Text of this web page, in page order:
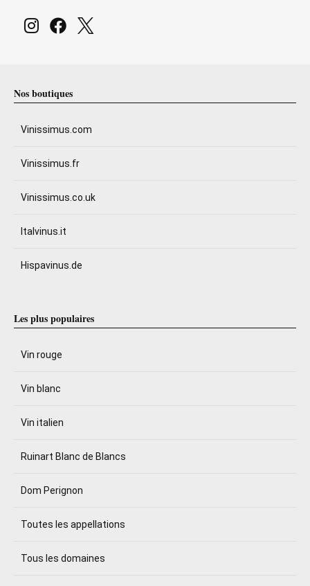
Nos boutiques
Vinissimus.com
Vinissimus.fr
Vinissimus.co.uk
Italvinus.it
Hispavinus.de
Les plus populaires
Vin rouge
Vin blanc
Vin italien
Ruinart Blanc de Blancs
Dom Perignon
Toutes les appellations
Tous les domaines